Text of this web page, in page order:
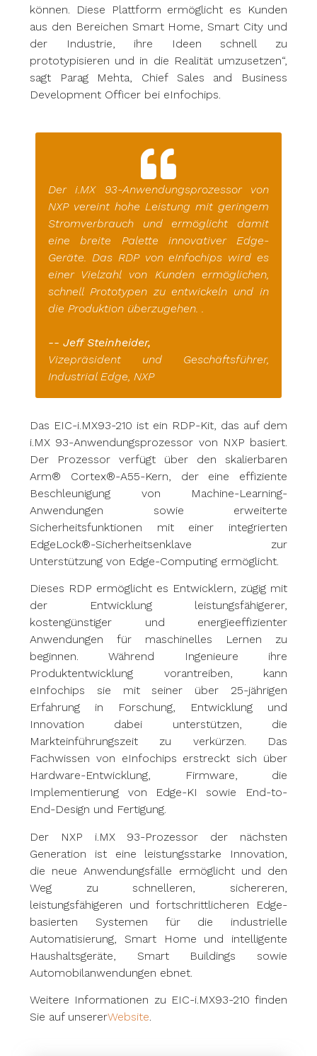
können. Diese Plattform ermöglicht es Kunden
aus den Bereichen Smart Home, Smart City und
der Industrie, ihre Ideen schnell zu
prototypisieren und in die Realität umzusetzen“,
sagt Parag Mehta, Chief Sales and Business
Development Officer bei eInfochips.
Der i.MX 93-Anwendungsprozessor von
NXP vereint hohe Leistung mit geringem
Stromverbrauch und ermöglicht damit
eine breite Palette innovativer Edge-
Geräte. Das RDP von eInfochips wird es
einer Vielzahl von Kunden ermöglichen,
schnell Prototypen zu entwickeln und in
die Produktion überzugehen. .
-- Jeff Steinheider,
Vizepräsident und Geschäftsführer,
Industrial Edge, NXP
Das EIC-i.MX93-210 ist ein RDP-Kit, das auf dem
i.MX 93-Anwendungsprozessor von NXP basiert.
Der Prozessor verfügt über den skalierbaren
Arm® Cortex®-A55-Kern, der eine effiziente
Beschleunigung von Machine-Learning-
Anwendungen sowie erweiterte
Sicherheitsfunktionen mit einer integrierten
EdgeLock®-Sicherheitsenklave zur
Unterstützung von Edge-Computing ermöglicht.
Dieses RDP ermöglicht es Entwicklern, zügig mit
der Entwicklung leistungsfähigerer,
kostengünstiger und energieeffizienter
Anwendungen für maschinelles Lernen zu
beginnen. Während Ingenieure ihre
Produktentwicklung vorantreiben, kann
eInfochips sie mit seiner über 25-jährigen
Erfahrung in Forschung, Entwicklung und
Innovation dabei unterstützen, die
Markteinführungszeit zu verkürzen. Das
Fachwissen von eInfochips erstreckt sich über
Hardware-Entwicklung, Firmware, die
Implementierung von Edge-KI sowie End-to-
End-Design und Fertigung.
Der NXP i.MX 93-Prozessor der nächsten
Generation ist eine leistungsstarke Innovation,
die neue Anwendungsfälle ermöglicht und den
Weg zu schnelleren, sichereren,
leistungsfähigeren und fortschrittlicheren Edge-
basierten Systemen für die industrielle
Automatisierung, Smart Home und intelligente
Haushaltsgeräte, Smart Buildings sowie
Automobilanwendungen ebnet.
Weitere Informationen zu EIC-i.MX93-210 finden
Sie auf unsererWebsite.